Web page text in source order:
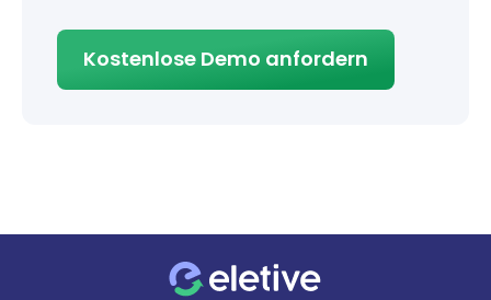
Kostenlose Demo anfordern